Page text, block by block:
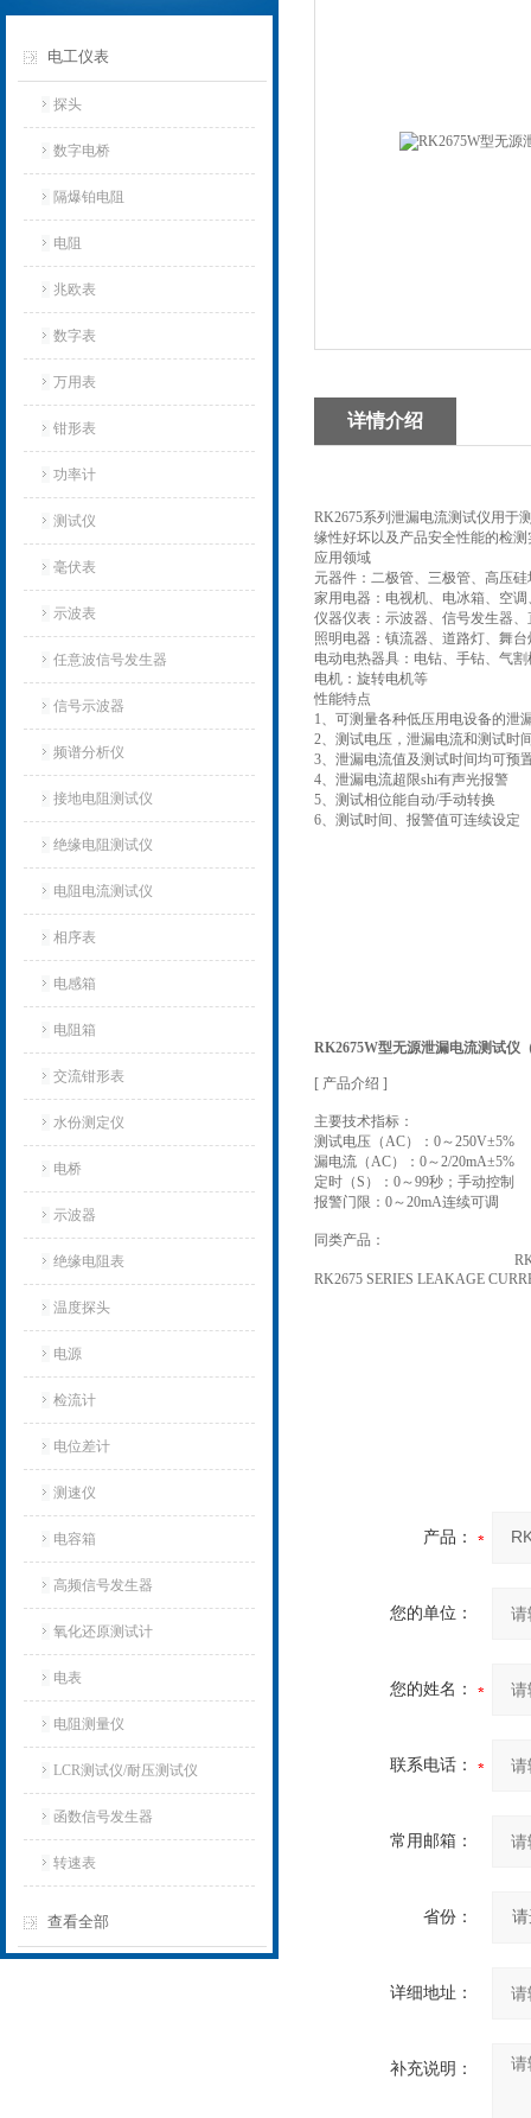
电工仪表
探头
数字电桥
隔爆铂电阻
电阻
兆欧表
数字表
万用表
钳形表
功率计
测试仪
毫伏表
示波表
任意波信号发生器
信号示波器
频谱分析仪
接地电阻测试仪
绝缘电阻测试仪
电阻电流测试仪
相序表
电感箱
电阻箱
交流钳形表
水份测定仪
电桥
示波器
绝缘电阻表
温度探头
电源
检流计
电位差计
测速仪
电容箱
高频信号发生器
氧化还原测试计
电表
电阻测量仪
LCR测试仪/耐压测试仪
函数信号发生器
转速表
查看全部
详情介绍
RK2675系列泄漏电流测试仪用于
缘性好坏以及产品安全性能的检
应用领域
元器件：二极管、三极管、高压
家用电器：电视机、电冰箱、空
仪器仪表：示波器、信号发生器
照明电器：镇流器、道路灯、舞
电动电热器具：电钻、手钻、气
电机：旋转电机等
性能特点
1、可测量各种低压用电设备的泄
2、测试电压，泄漏电流和测试时
3、泄漏电流值及测试时间均可预
4、泄漏电流超限shi有声光报警
5、测试相位能自动/手动转换
6、测试时间、报警值可连续设定
RK2675W型无源泄漏电流测试仪
[ 产品介绍 ]
主要技术指标：
测试电压（AC）：0～250V±5%
漏电流（AC）：0～2/20mA±5%
定时（S）：0～99秒；手动控制
报警门限：0～20mA连续可调
同类产品：
RK2675 SERIES LEAKAGE
产品：
您的单位：
您的姓名：
联系电话：
常用邮箱：
省份：
详细地址：
补充说明：